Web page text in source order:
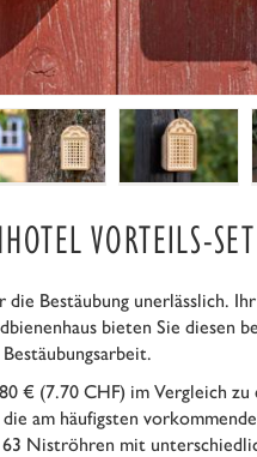
VORTEILS-
Bestäubung unerlässlich.
bieten Sie diesen
€ (7.70 CHF) im Vergleich
am häufigsten
Niströhren mit